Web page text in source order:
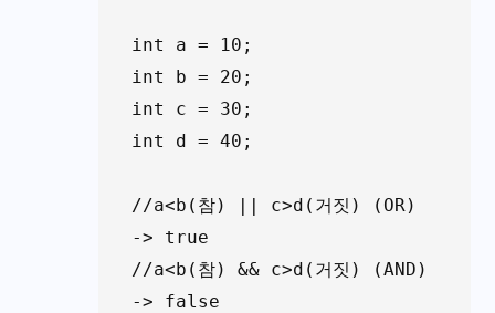
int a = 10;
int b = 20;
int c = 30;
int d = 40;
//a<b(참) || c>d(거짓) (OR)
-> true
//a<b(참) && c>d(거짓) (AND)
-> false